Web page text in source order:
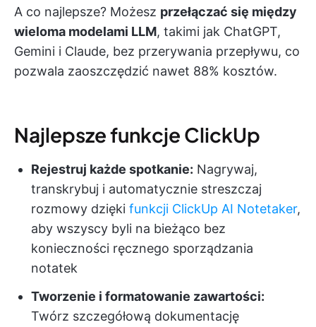
A co najlepsze? Możesz przełączać się między
wieloma modelami LLM, takimi jak ChatGPT,
Gemini i Claude, bez przerywania przepływu, co
pozwala zaoszczędzić nawet 88% kosztów.
Najlepsze funkcje ClickUp
Rejestruj każde spotkanie: Nagrywaj,
transkrybuj i automatycznie streszczaj
rozmowy dzięki funkcji ClickUp AI Notetaker,
aby wszyscy byli na bieżąco bez
konieczności ręcznego sporządzania
notatek
Tworzenie i formatowanie zawartości:
Twórz szczegółową dokumentację